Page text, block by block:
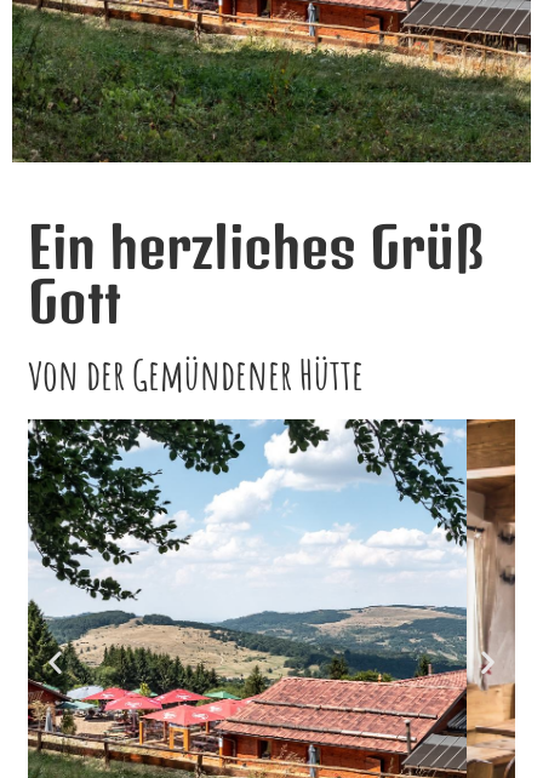
Ein herzliches Grüß
Gott
von der Gemündener Hütte